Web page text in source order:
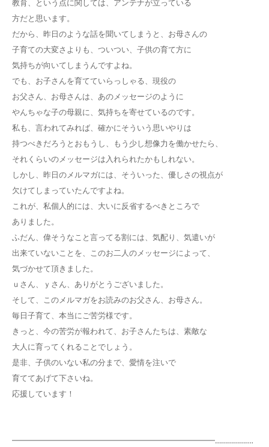
方だと思います。
だから、昨日のような話を聞いてしまうと、お母さんの
子育ての大変さよりも、ついつい、子供の育て方に
気持ちが向いてしまうんですよね。
でも、お子さんを育てていらっしゃる、現役の
お父さん、お母さんは、あのメッセージのように
やんちゃな子の母親に、気持ちを寄せているのです。
私も、言われてみれば、確かにそういう思いやりは
持つべきだろうとおもうし、もう少し想像力を働かせたら、
それくらいのメッセージは入れられたかもしれない。
しかし、昨日のメルマガには、そういった、優しさの視点が
欠けてしまっていたんですよね。
これが、私個人的には、大いに反省するべきところで
ありました。
ふだん、偉そうなこと言ってる割には、気配り、気遣いが
出来ていないことを、このお二人のメッセージによって、
気づかせて頂きました。
ｕさん、ｙさん、ありがとうございました。
そして、このメルマガをお読みのお父さん、お母さん。
毎日子育て、本当にご苦労様です。
きっと、今の苦労が報われて、お子さんたちは、素敵な
大人に育ってくれることでしょう。
是非、子供のいない私の分まで、愛情を注いで
育ててあげて下さいね。
応援しています！
━━━━━━━━━━━━━━━━━━━━━━━━━━……………‥‥